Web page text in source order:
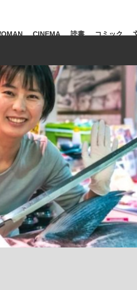
悪の空気のまま解散」WBC日本代表“敗
観る将棋、読む将棋
CINEMA 読書 コミック
#城彰二 #内田有紀
#松田聖子